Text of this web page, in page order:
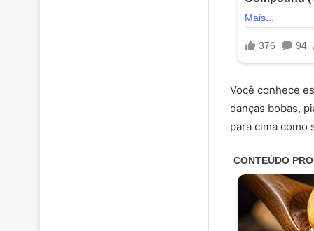
Você conhece
danças bobas,
para cima como